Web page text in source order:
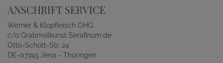
ANSCHRIFT SERVICE
Werner & Klopfleisch OHG
c/o Grabmalkunst Serafinum.de
Otto-Schott-Str. 24
DE-07745 Jena - Thüringen